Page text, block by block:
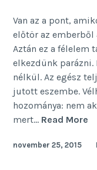
Van az a pont,
előtör az emberből
Aztán ez a félelem
elkezdünk parázni.
nélkül. Az egész
jutott eszembe.
hozománya: nem
mert… Read More
november 25, 2015